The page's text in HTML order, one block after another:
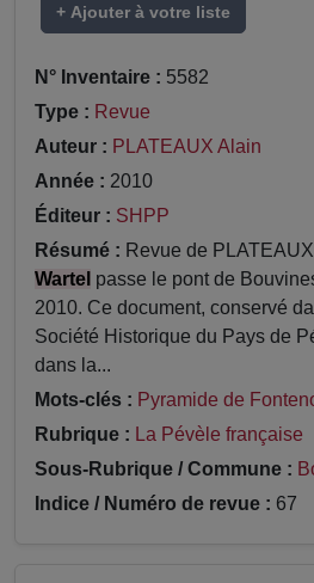
+ Ajouter à votre liste
N° Inventaire : 5582
Type : Revue
Auteur : PLATEAUX Alain
Année : 2010
Éditeur : SHPP
Résumé : Revue de
Wartel passe le pont de
2010. Ce document, conservé
Société Historique du Pays de
dans la...
Mots-clés : Pyramide de
Rubrique : La Pévèle française
Sous-Rubrique / Commune :
Indice / Numéro de revue : 67